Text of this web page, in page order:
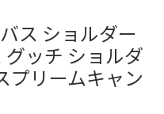
ス ショルダー
グッチ ショルダ
プリームキャン